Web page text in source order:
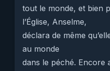
tout le monde, et bien
l’Église, Anselme,
déclara de même
au monde
dans le péché. Encore